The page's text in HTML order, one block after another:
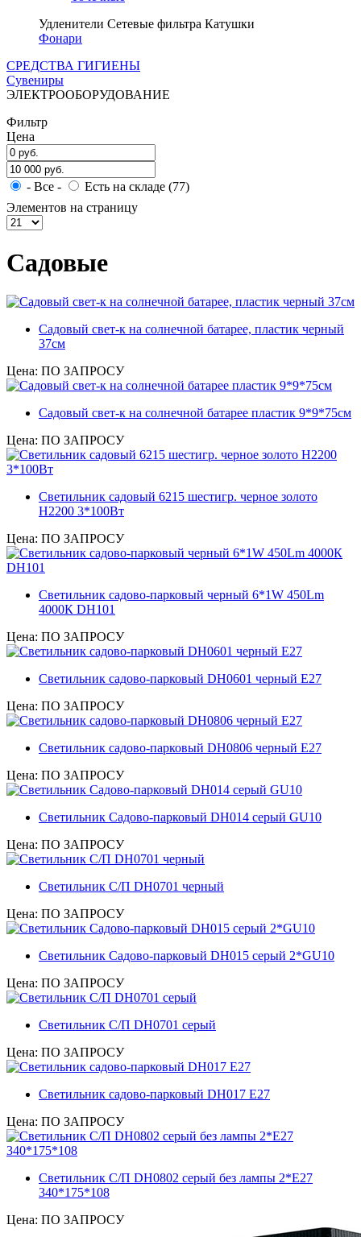
Удленители Cетевые фильтра Катушки
Фонари
СРЕДСТВА ГИГИЕНЫ
Сувениры
ЭЛЕКТРООБОРУДОВАНИЕ
Фильтр
Цена
- Все -
Есть на складе (77)
Элементов на страницу
Садовые
Садовый свет-к на солнечной батарее, пластик черный
37см
Цена: ПО ЗАПРОСУ
Садовый свет-к на солнечной батарее пластик 9*9*75см
Цена: ПО ЗАПРОСУ
Светильник садовый 6215 шестигр. черное золото
Н2200 3*100Вт
Цена: ПО ЗАПРОСУ
Светильник садово-парковый черный 6*1W 450Lm
4000К DH101
Цена: ПО ЗАПРОСУ
Светильник садово-парковый DH0601 черный Е27
Цена: ПО ЗАПРОСУ
Светильник садово-парковый DH0806 черный Е27
Цена: ПО ЗАПРОСУ
Светильник Садово-парковый DH014 серый GU10
Цена: ПО ЗАПРОСУ
Светильник С/П DH0701 черный
Цена: ПО ЗАПРОСУ
Светильник Садово-парковый DH015 серый 2*GU10
Цена: ПО ЗАПРОСУ
Светильник С/П DH0701 серый
Цена: ПО ЗАПРОСУ
Светильник садово-парковый DH017 Е27
Цена: ПО ЗАПРОСУ
Светильник С/П DH0802 серый без лампы 2*Е27
340*175*108
Цена: ПО ЗАПРОСУ